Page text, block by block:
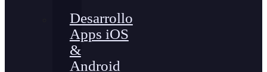
Desarrollo
Apps iOS
&
Android